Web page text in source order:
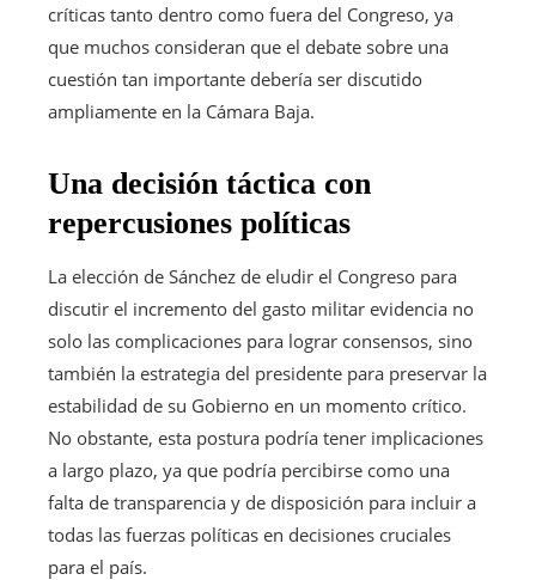
críticas tanto dentro como fuera del Congreso, ya
que muchos consideran que el debate sobre una
cuestión tan importante debería ser discutido
ampliamente en la Cámara Baja.
Una decisión táctica con
repercusiones políticas
La elección de Sánchez de eludir el Congreso para
discutir el incremento del gasto militar evidencia no
solo las complicaciones para lograr consensos, sino
también la estrategia del presidente para preservar la
estabilidad de su Gobierno en un momento crítico.
No obstante, esta postura podría tener implicaciones
a largo plazo, ya que podría percibirse como una
falta de transparencia y de disposición para incluir a
todas las fuerzas políticas en decisiones cruciales
para el país.